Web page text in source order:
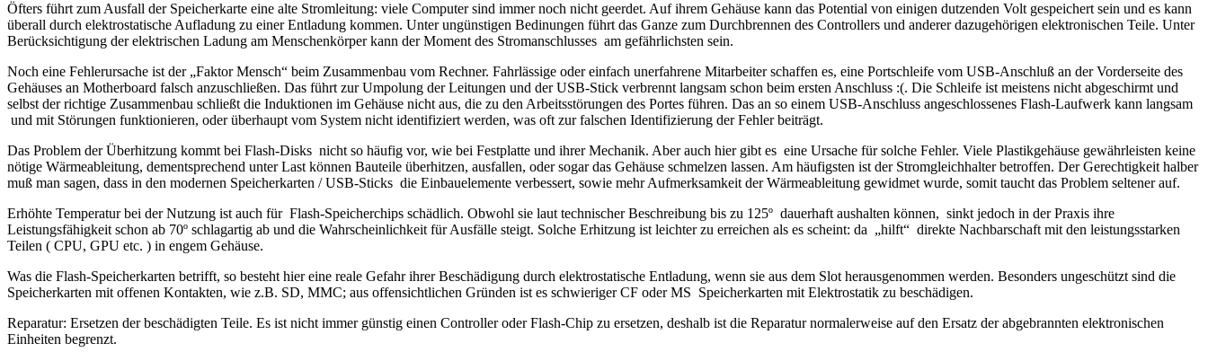
Öfters führt zum Ausfall der Speicherkarte eine alte Stromleitung: viele Computer sind immer noch nicht geerdet. Auf ihrem Gehäuse kann das Potential von einigen dutzenden Volt gespeichert sein und es kann
überall durch elektrostatische Aufladung zu einer Entladung kommen. Unter ungünstigen Bedinungen führt das Ganze zum Durchbrennen des Controllers und anderer dazugehörigen elektronischen Teile. Unter
Berücksichtigung der elektrischen Ladung am Menschenkörper kann der Moment des Stromanschlusses am gefährlichsten sein.
Noch eine Fehlerursache ist der „Faktor Mensch“ beim Zusammenbau vom Rechner. Fahrlässige oder einfach unerfahrene Mitarbeiter schaffen es, eine Portschleife vom USB-Anschluß an der Vorderseite des
Gehäuses an Motherboard falsch anzuschließen. Das führt zur Umpolung der Leitungen und der USB-Stick verbrennt langsam schon beim ersten Anschluss :(. Die Schleife ist meistens nicht abgeschirmt und
selbst der richtige Zusammenbau schließt die Induktionen im Gehäuse nicht aus, die zu den Arbeitsstörungen des Portes führen. Das an so einem USB-Anschluss angeschlossenes Flash-Laufwerk kann langsam
und mit Störungen funktionieren, oder überhaupt vom System nicht identifiziert werden, was oft zur falschen Identifizierung der Fehler beiträgt.
Das Problem der Überhitzung kommt bei Flash-Disks nicht so häufig vor, wie bei Festplatte und ihrer Mechanik. Aber auch hier gibt es eine Ursache für solche Fehler. Viele Plastikgehäuse gewährleisten keine
nötige Wärmeableitung, dementsprechend unter Last können Bauteile überhitzen, ausfallen, oder sogar das Gehäuse schmelzen lassen. Am häufigsten ist der Stromgleichhalter betroffen. Der Gerechtigkeit halber
muß man sagen, dass in den modernen Speicherkarten / USB-Sticks die Einbauelemente verbessert, sowie mehr Aufmerksamkeit der Wärmeableitung gewidmet wurde, somit taucht das Problem seltener auf.
Erhöhte Temperatur bei der Nutzung ist auch für Flash-Speicherchips schädlich. Obwohl sie laut technischer Beschreibung bis zu 125º dauerhaft aushalten können, sinkt jedoch in der Praxis ihre
Leistungsfähigkeit schon ab 70º schlagartig ab und die Wahrscheinlichkeit für Ausfälle steigt. Solche Erhitzung ist leichter zu erreichen als es scheint: da „hilft“ direkte Nachbarschaft mit den leistungsstarken
Teilen ( CPU, GPU etc. ) in engem Gehäuse.
Was die Flash-Speicherkarten betrifft, so besteht hier eine reale Gefahr ihrer Beschädigung durch elektrostatische Entladung, wenn sie aus dem Slot herausgenommen werden. Besonders ungeschützt sind die
Speicherkarten mit offenen Kontakten, wie z.B. SD, MMC; aus offensichtlichen Gründen ist es schwieriger CF oder MS Speicherkarten mit Elektrostatik zu beschädigen.
Reparatur: Ersetzen der beschädigten Teile. Es ist nicht immer günstig einen Controller oder Flash-Chip zu ersetzen, deshalb ist die Reparatur normalerweise auf den Ersatz der abgebrannten elektronischen
Einheiten begrenzt.